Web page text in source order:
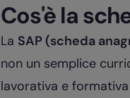
Cos'è la
La SAP (scheda
non un semplice
lavorativa e